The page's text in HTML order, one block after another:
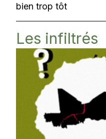
bien trop tôt
Les infiltrés